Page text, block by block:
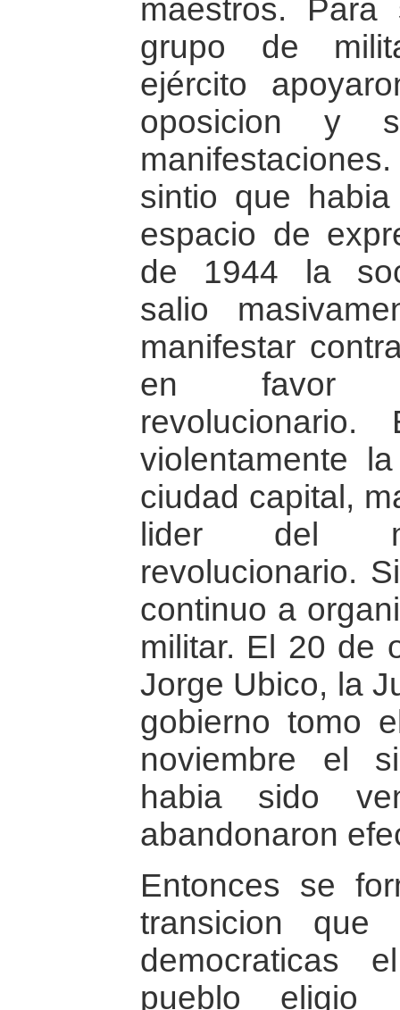
maestros. Para
grupo de
ejército
oposicion y
sintio que
espacio de
de 1944 la
salio
manifestar
en favor
violentamente
ciudad capital,
lider del
revolucionario.
continuo a
militar. El 20 de
Jorge Ubico, la
gobierno tomo
noviembre el
habia sido
abandonaron
Entonces se
transicion que
democraticas
pueblo eligio